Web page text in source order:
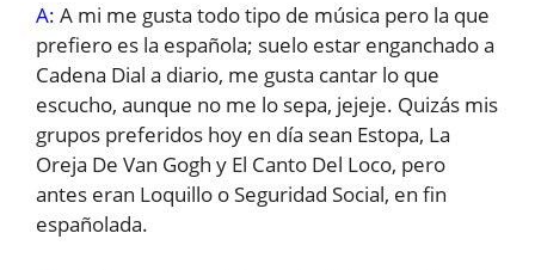
A: A mi me gusta todo tipo de música pero la que
prefiero es la española; suelo estar enganchado a
Cadena Dial a diario, me gusta cantar lo que
escucho, aunque no me lo sepa, jejeje. Quizás mis
grupos preferidos hoy en día sean Estopa, La
Oreja De Van Gogh y El Canto Del Loco, pero
antes eran Loquillo o Seguridad Social, en fin
españolada.